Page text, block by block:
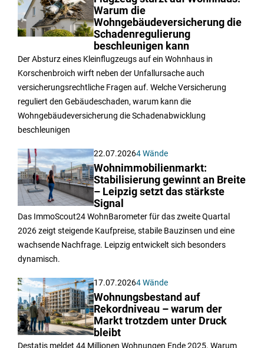
Flugzeug stürzt auf Wohnhaus:
Warum die
Wohngebäudeversicherung die
Schadenregulierung
beschleunigen kann
Der Absturz eines Kleinflugzeugs auf ein Wohnhaus in
Korschenbroich wirft neben der Unfallursache auch
versicherungsrechtliche Fragen auf. Welche Versicherung
reguliert den Gebäudeschaden, warum kann die
Wohngebäudeversicherung die Schadenabwicklung
22.07.2026 4 Wände
Wohnimmobilienmarkt:
Stabilisierung gewinnt an Breite
– Leipzig setzt das stärkste
Signal
Das ImmoScout24 WohnBarometer für das zweite Quartal
2026 zeigt steigende Kaufpreise, stabile Bauzinsen und eine
wachsende Nachfrage. Leipzig entwickelt sich besonders
17.07.2026 4 Wände
Wohnungsbestand auf
Rekordniveau – warum der
Markt trotzdem unter Druck
bleibt